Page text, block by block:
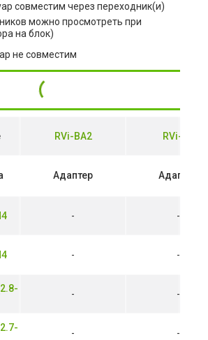
совместим через переходник(и)
можно просмотреть при
на блок)
не совместим
RVi-BA2 RVi-BA
Адаптер Адаптер
- -
- -
- -
- -